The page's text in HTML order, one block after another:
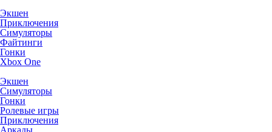
Экшен
Приключения
Симуляторы
Файтинги
Гонки
Xbox One
Экшен
Симуляторы
Гонки
Ролевые игры
Приключения
Аркады